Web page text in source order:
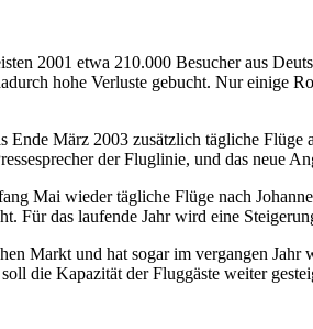
2001 etwa 210.000 Besucher aus
hohe Verluste gebucht. Nur einige
März 2003 zusätzlich tägliche Flüge
der Fluglinie, und das neue
Mai wieder tägliche Flüge nach
Für das laufende Jahr wird eine
Markt und hat sogar im vergangen
die Kapazität der Fluggäste weiter